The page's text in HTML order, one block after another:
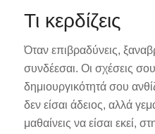
Τι κερδίζεις
Όταν επιβραδύνεις,
συνδέεσαι. Οι σχέσεις
δημιουργικότητά σου
δεν είσαι άδειος, αλλά
μαθαίνεις να είσαι εκεί,